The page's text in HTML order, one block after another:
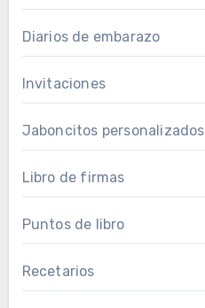
Diarios de embarazo
Invitaciones
Jaboncitos personalizados
Libro de firmas
Puntos de libro
Recetarios